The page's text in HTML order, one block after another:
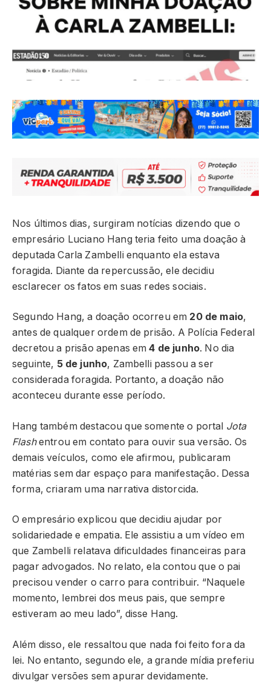
Nos últimos dias, surgiram notícias dizendo que o
empresário Luciano Hang teria feito uma doação à
deputada Carla Zambelli enquanto ela estava
foragida. Diante da repercussão, ele decidiu
esclarecer os fatos em suas redes sociais.
Segundo Hang, a doação ocorreu em 20 de maio,
antes de qualquer ordem de prisão. A Polícia Federal
decretou a prisão apenas em4 de junho. No dia
seguinte, 5 de junho, Zambelli passou a ser
considerada foragida. Portanto, a doação não
aconteceu durante esse período.
Hang também destacou que somente o portal Jota
Flashentrou em contato para ouvir sua versão. Os
demais veículos, como ele afirmou, publicaram
matérias sem dar espaço para manifestação. Dessa
forma, criaram uma narrativa distorcida.
O empresário explicou que decidiu ajudar por
solidariedade e empatia. Ele assistiu a um vídeo em
que Zambelli relatava dificuldades financeiras para
pagar advogados. No relato, ela contou que o pai
precisou vender o carro para contribuir. “Naquele
momento, lembrei dos meus pais, que sempre
estiveram ao meu lado”, disse Hang.
Além disso, ele ressaltou que nada foi feito fora da
lei. No entanto, segundo ele, a grande mídia preferiu
divulgar versões sem apurar devidamente.